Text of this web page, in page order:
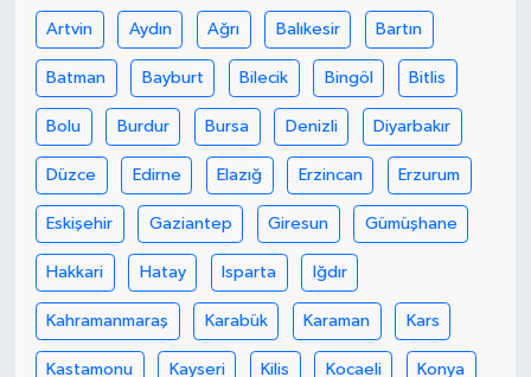
Artvin Aydın Ağrı Balıkesir Bartın
Batman Bayburt Bilecik Bingöl Bitlis
Bolu Burdur Bursa Denizli Diyarbakır
Düzce Edirne Elazığ Erzincan Erzurum
Eskişehir Gaziantep Giresun Gümüşhane
Hakkari Hatay Isparta Iğdır
Kahramanmaraş Karabük Karaman Kars
Kastamonu Kayseri Kilis Kocaeli Konya
Gökçebey
GÜNDEM
İş ilanı
Kilimli
Kültür - Sanat
MAGAZİN